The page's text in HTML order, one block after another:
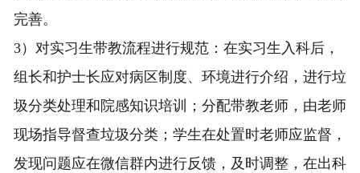
完善。
3）对实习生带教流程进行规范：在实习生入科后，
组长和护士长应对病区制度、环境进行介绍，进行垃
圾分类处理和院感知识培训；分配带教老师，由老师
现场指导督查垃圾分类；学生在处置时老师应监督，
发现问题应在微信群内进行反馈，及时调整，在出科